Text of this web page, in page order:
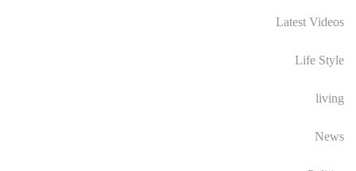
Latest Videos
Life Style
living
News